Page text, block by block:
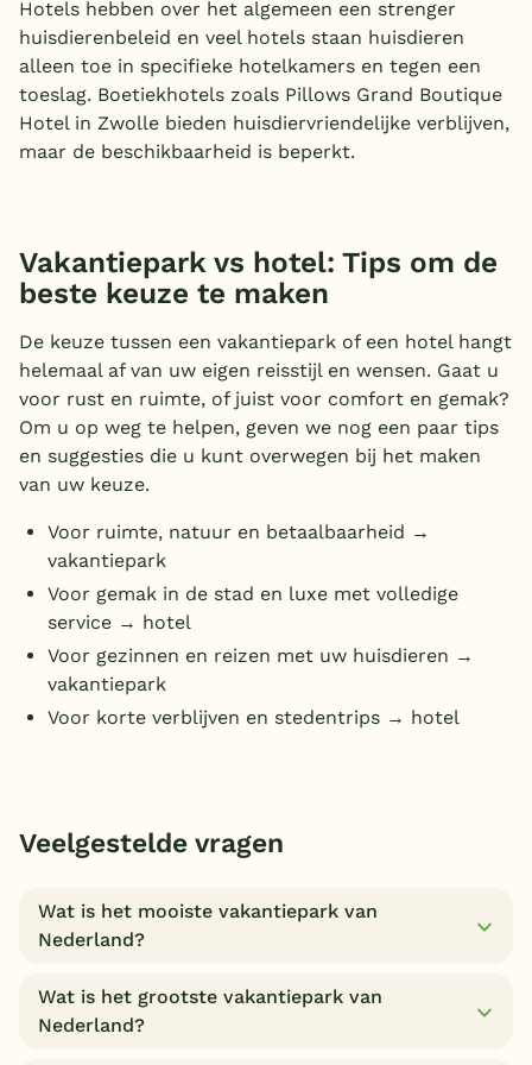
Hotels hebben over het algemeen een strenger
huisdierenbeleid en veel hotels staan huisdieren
alleen toe in specifieke hotelkamers en tegen een
toeslag. Boetiekhotels zoals Pillows Grand Boutique
Hotel in Zwolle bieden huisdiervriendelijke verblijven,
maar de beschikbaarheid is beperkt.
Vakantiepark vs hotel: Tips om de
beste keuze te maken
De keuze tussen een vakantiepark of een hotel hangt
helemaal af van uw eigen reisstijl en wensen. Gaat u
voor rust en ruimte, of juist voor comfort en gemak?
Om u op weg te helpen, geven we nog een paar tips
en suggesties die u kunt overwegen bij het maken
van uw keuze.
Voor ruimte, natuur en betaalbaarheid →
vakantiepark
Voor gemak in de stad en luxe met volledige
service → hotel
Voor gezinnen en reizen met uw huisdieren →
vakantiepark
Voor korte verblijven en stedentrips → hotel
Veelgestelde vragen
Wat is het mooiste vakantiepark van
Nederland?
Wat is het grootste vakantiepark van
Nederland?